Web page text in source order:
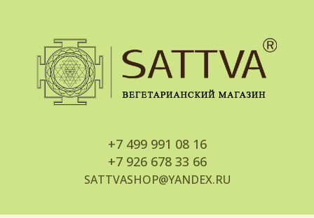
+7 499 991 08 16
+7 926 678 33 66
SATTVASHOP@YANDEX.RU